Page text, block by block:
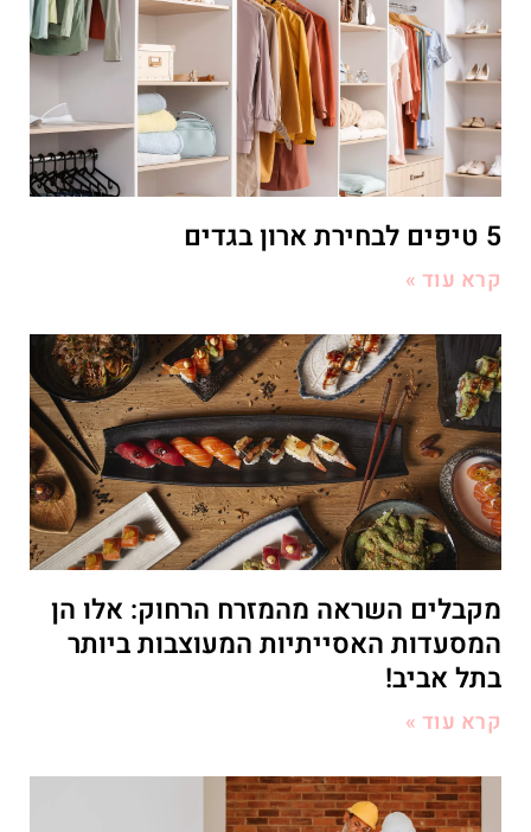
5 טיפים לבחירת ארון בגדים
קרא עוד »
מקבלים השראה מהמזרח הרחוק: אלו הן
המסעדות האסייתיות המעוצבות ביותר
בתל אביב!
קרא עוד »